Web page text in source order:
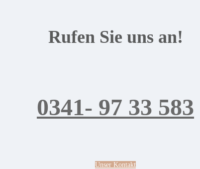
Rufen Sie uns an!
0341- 97 33 583
Unser Kontakt